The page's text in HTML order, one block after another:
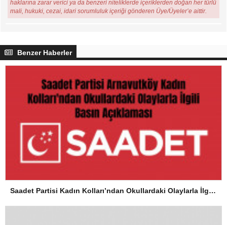
haklarına zarar verici ya da benzeri niteliklerde içeriklerden doğan her türlü
mali, hukuki, cezai, idari sorumluluk içeriği gönderen Üye/Üyeler’e aittir.
Benzer Haberler
Saadet Partisi Kadın Kolları’ndan Okullardaki Olaylarla İlgili Basın Açıklaması